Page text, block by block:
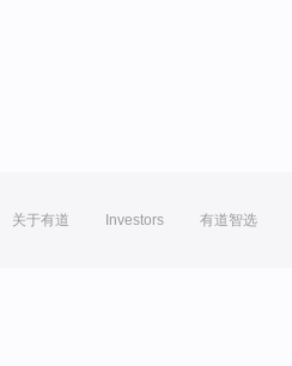
关于有道 Investors 有道智选